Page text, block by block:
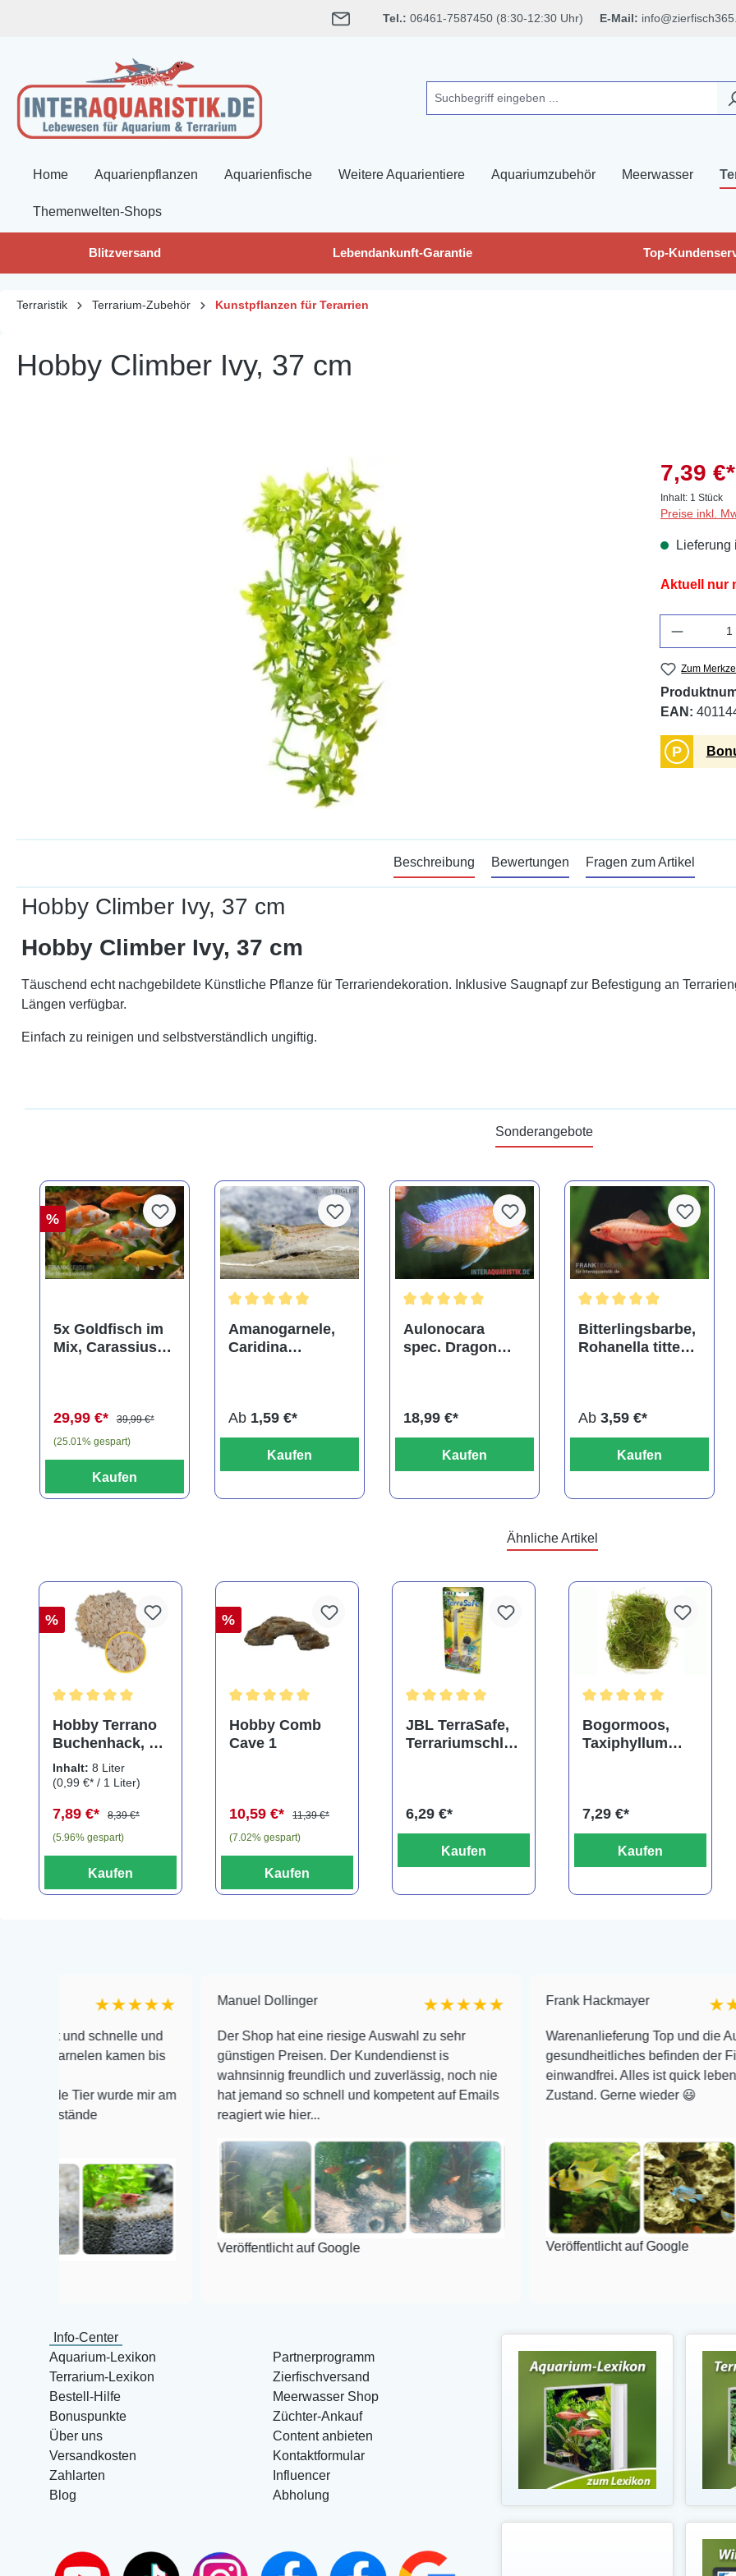
Tel.: 06461-7587450 (8:30-12:30 Uhr) E-Mail:
Home Aquarienpflanzen Aquarienfische Weitere Aquarientiere Aquariumzubehör Meerwasser
Themenwelten-Shops
Blitzversand Lebendankunft-Garantie Top-
Terraristik Terrarium-Zubehör Kunstpflanzen für Terarrien
Hobby Climber Ivy, 37 cm
7,39 €*
Inhalt: 1 Stück
Preise inkl.
Lieferung
Aktuell nur
Zum
EAN:
P
Beschreibung Bewertungen Fragen zum Artikel
Hobby Climber Ivy, 37 cm
Hobby Climber Ivy, 37 cm
Täuschend echt nachgebildete Künstliche Pflanze für Terrariendekoration. Inklusive Saugnapf zur Befestigung an
Längen verfügbar.
Einfach zu reinigen und selbstverständlich ungiftig.
Sonderangebote
%
5x Goldfisch im
Mix, Carassius
29,99 €*
39,99 €*
(25.01% gespart)
Kaufen
Amanogarnele,
Caridina
Ab 1,59 €*
Kaufen
Aulonocara
spec. Dragon
18,99 €*
Kaufen
Bitterlingsbarbe,
Rohanella titteya,
Ab 3,59 €*
Kaufen
Ähnliche Artikel
%
Hobby Terrano
Buchenhack, 8
Liter
Inhalt: 8 Liter
(0,99 €* / 1 Liter)
7,89 €*
8,39 €*
(5.96% gespart)
Kaufen
%
Hobby Comb
Cave 1
10,59 €*
11,39 €*
(7.02% gespart)
Kaufen
JBL TerraSafe,
Terrariumschlos
6,29 €*
Kaufen
Bogormoos,
Taxiphyllum
7,29 €*
Kaufen
★★★★★
schnelle und
kamen bis
Tier wurde mir am
Manuel Dollinger ★★★★★
Der Shop hat eine riesige Auswahl zu sehr
günstigen Preisen. Der Kundendienst is
wahnsinnig freundlich und zuverlässig, noch nie
hat jemand so schnell und kompetent auf Emails
reagiert wie hier...
Veröffentlicht auf Google
Frank Hackmayer ★★★★
Warenanlieferung Top und die Auswahl
gesundheitliches befinden der Fische
einwandfrei. Alles ist quick lebendig und
Zustand. Gerne wieder 😃
Veröffentlicht auf Google
Info-Center
Aquarium-Lexikon
Terrarium-Lexikon
Bestell-Hilfe
Bonuspunkte
Über uns
Versandkosten
Zahlarten
Blog
Partnerprogramm
Zierfischversand
Meerwasser Shop
Züchter-Ankauf
Content anbieten
Kontaktformular
Influencer
Abholung